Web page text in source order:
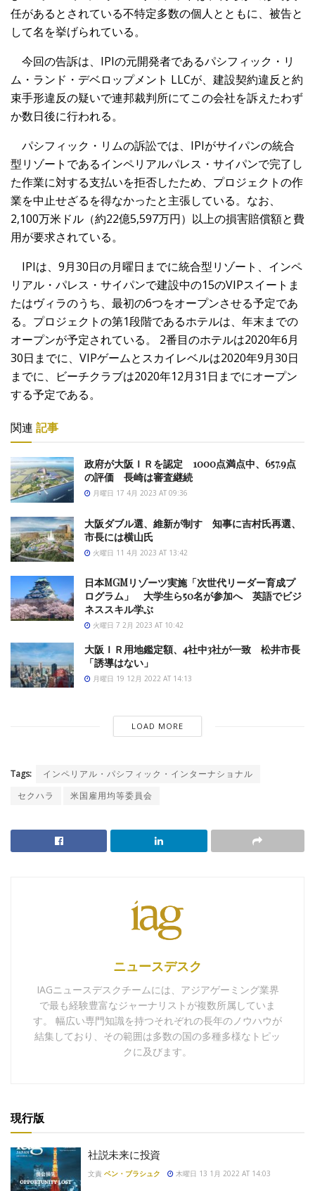
任があるとされている不特定多数の個人とともに、被告と
して名を挙げられている。
今回の告訴は、IPIの元開発者であるパシフィック・リ
ム・ランド・デベロップメント LLCが、建設契約違反と約
束手形違反の疑いで連邦裁判所にてこの会社を訴えたわず
か数日後に行われる。
パシフィック・リムの訴訟では、IPIがサイパンの統合
型リゾートであるインペリアルパレス・サイパンで完了し
た作業に対する支払いを拒否したため、プロジェクトの作
業を中止せざるを得なかったと主張している。なお、
2,100万米ドル（約22億5,597万円）以上の損害賠償額と費
用が要求されている。
IPIは、9月30日の月曜日までに統合型リゾート、インペ
リアル・パレス・サイパンで建設中の15のVIPスイートま
たはヴィラのうち、最初の6つをオープンさせる予定であ
る。プロジェクトの第1段階であるホテルは、年末までの
オープンが予定されている。 2番目のホテルは2020年6月
30日までに、VIPゲームとスカイレベルは2020年9月30日
までに、ビーチクラブは2020年12月31日までにオープン
する予定である。
関連 記事
政府が大阪ＩＲを認定 1000点満点中、657.9点
の評価 長崎は審査継続
月曜日 17 4月 2023 AT 09:36
大阪ダブル選、維新が制す 知事に吉村氏再選、
市長には横山氏
火曜日 11 4月 2023 AT 13:42
日本MGMリゾーツ実施「次世代リーダー育成プ
ログラム」 大学生ら50名が参加へ 英語でビジ
ネススキル学ぶ
火曜日 7 2月 2023 AT 10:42
大阪ＩＲ用地鑑定額、4社中3社が一致 松井市長
「誘導はない」
月曜日 19 12月 2022 AT 14:13
LOAD MORE
Tags:
インペリアル・パシフィック・インターナショナル
セクハラ
米国雇用均等委員会
ニュースデスク
IAGニュースデスクチームには、アジアゲーミング業界
で最も経験豊富なジャーナリストが複数所属していま
す。 幅広い専門知識を持つそれぞれの長年のノウハウが
結集しており、その範囲は多数の国の多種多様なトピッ
クに及びます。
現行版
社説未来に投資
文責 ベン・ブラシュク 木曜日 13 1月 2022 AT 14:03